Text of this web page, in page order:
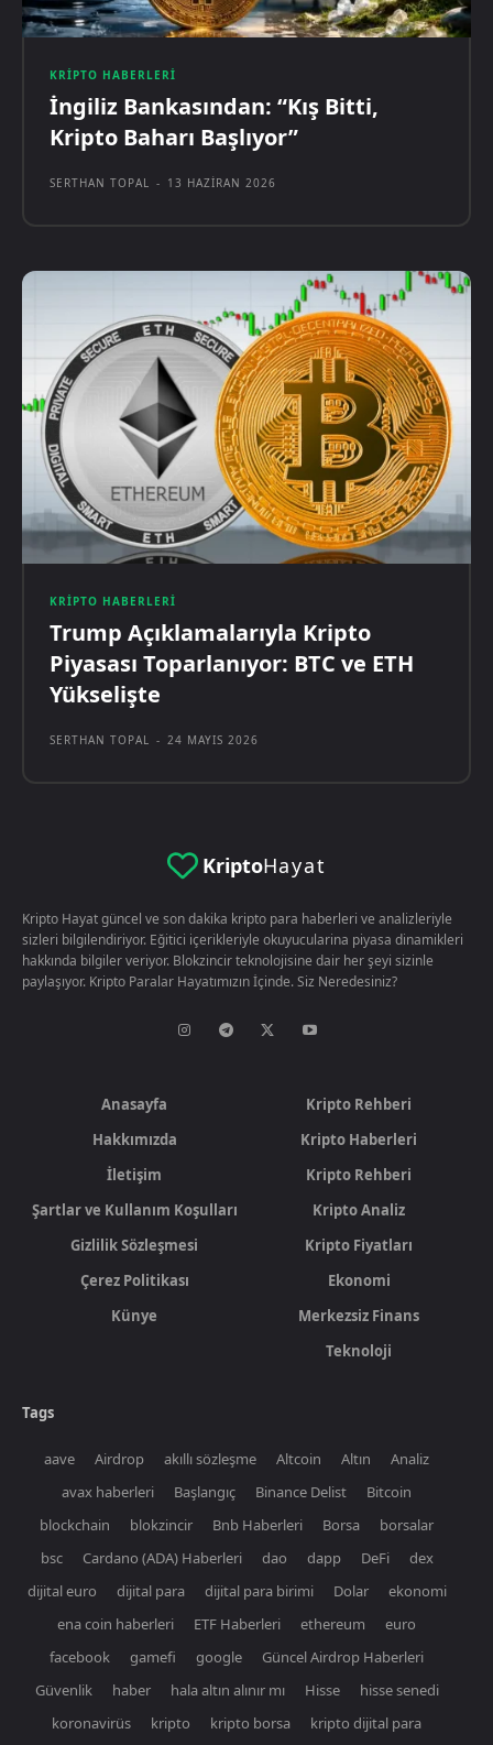
KRIPTO HABERLERI
İngiliz Bankasından: “Kış Bitti,
Kripto Baharı Başlıyor”
SERTHAN TOPAL - 13 HAZIRAN 2026
KRIPTO HABERLERI
Trump Açıklamalarıyla Kripto
Piyasası Toparlanıyor: BTC ve ETH
Yükselişte
SERTHAN TOPAL - 24 MAYIS 2026
KriptoHayat
Kripto Hayat güncel ve son dakika kripto para haberleri ve analizleriyle
sizleri bilgilendiriyor. Eğitici içerikleriyle okuyucularina piyasa dinamikleri
hakkında bilgiler veriyor. Blokzincir teknolojisine dair her şeyi sizinle
paylaşıyor. Kripto Paralar Hayatımızın İçinde. Siz Neredesiniz?
Anasayfa
Hakkımızda
İletişim
Şartlar ve Kullanım Koşulları
Gizlilik Sözleşmesi
Çerez Politikası
Künye
Kripto Rehberi
Kripto Haberleri
Kripto Rehberi
Kripto Analiz
Kripto Fiyatları
Ekonomi
Merkezsiz Finans
Teknoloji
Tags
aave Airdrop akıllı sözleşme Altcoin Altın
Analiz
avax haberleri
Başlangıç Binance Delist
Bitcoin
blockchain
blokzincir Bnb Haberleri Borsa
borsalar
bsc
Cardano (ADA) Haberleri dao dapp DeFi
dex
dijital euro
dijital para dijital para birimi Dolar
ekonomi
ena coin haberleri
ETF Haberleri ethereum
euro
facebook
gamefi google
Güncel Airdrop Haberleri
Güvenlik
haber hala altın alınır mı Hisse
hisse senedi
koronavirüs
kripto kripto borsa kripto dijital para